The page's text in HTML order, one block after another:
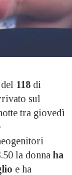
118 di
sul
tra giovedì
la donna ha
e ha